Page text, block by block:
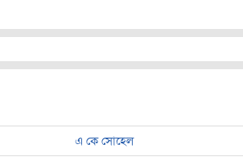
এ কে সোহেল